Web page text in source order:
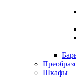
Шкафы